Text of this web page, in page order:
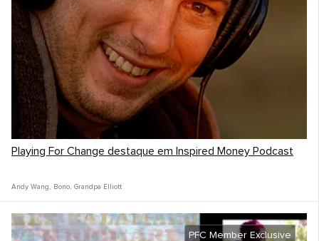
Playing For Change destaque em Inspired Money Podcast
Andy Wang , Bono, Grandpa Elliott
PFC Member Exclusive